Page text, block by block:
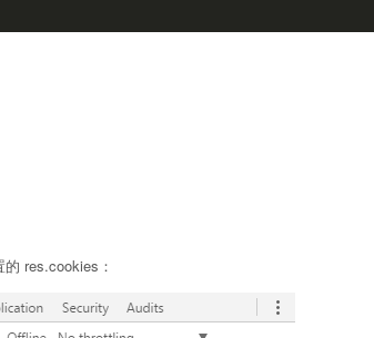
res.cookies：